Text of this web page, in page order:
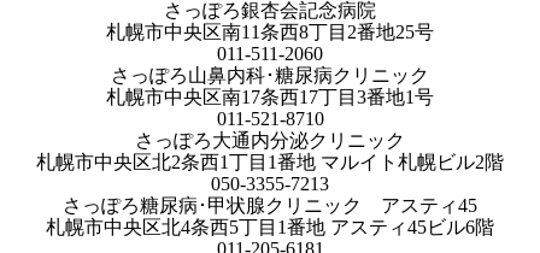
さっぽろ銀杏会記念病院
札幌市中央区南11条西8丁目2番地25号
011-511-2060
さっぽろ山鼻内科･糖尿病クリニック
札幌市中央区南17条西17丁目3番地1号
011-521-8710
さっぽろ大通内分泌クリニック
札幌市中央区北2条西1丁目1番地 マルイト札幌ビル2階
050-3355-7213
さっぽろ糖尿病･甲状腺クリニック アスティ45
札幌市中央区北4条西5丁目1番地 アスティ45ビル6階
011-205-6181